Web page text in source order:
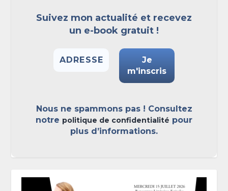
Suivez mon actualité et recevez
un e-book gratuit !
Nous ne spammons pas ! Consultez
notre politique de confidentialité pour
plus d’informations.